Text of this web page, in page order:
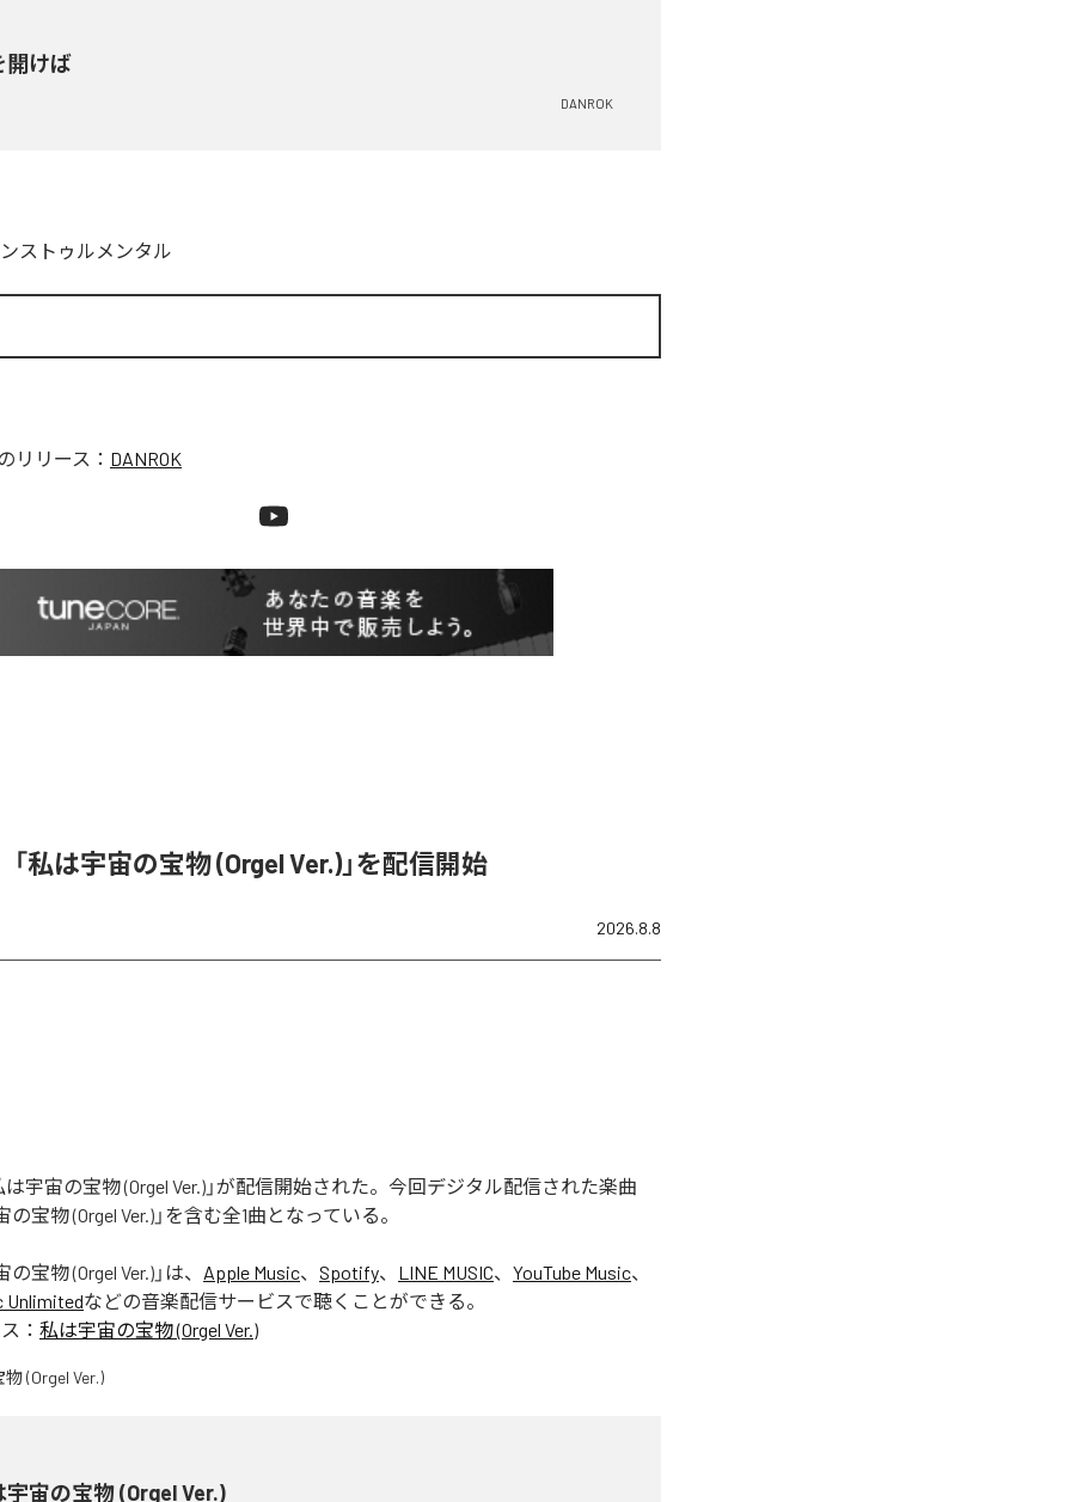
開けば
DANROK
ストゥルメンタル
リリース： DANROK
私は宇宙の宝物 (Orgel Ver.)」を配信開始
2026.8.8
は宇宙の宝物 (Orgel Ver.)」が配信開始された。今回デジタル配信された楽曲
の宝物 (Orgel Ver.)」を含む全1曲となっている。
の宝物 (Orgel Ver.) 」は、 Apple Music、 Spotify、 LINE MUSIC、 YouTube Music、
Unlimitedなどの音楽配信サービスで聴くことができる。
： 私は宇宙の宝物 (Orgel Ver.)
宇宙の宝物 (Orgel Ver.)